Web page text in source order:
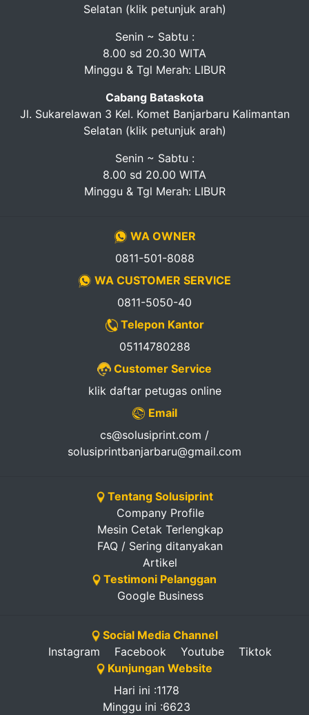
Selatan (klik petunjuk arah)
Senin ~ Sabtu :
8.00 sd 20.30 WITA
Minggu & Tgl Merah: LIBUR
Cabang Bataskota
Jl. Sukarelawan 3 Kel. Komet Banjarbaru Kalimantan
Selatan (klik petunjuk arah)
Senin ~ Sabtu :
8.00 sd 20.00 WITA
Minggu & Tgl Merah: LIBUR
WA OWNER
0811-501-8088
WA CUSTOMER SERVICE
0811-5050-40
Telepon Kantor
05114780288
Customer Service
klik daftar petugas online
Email
cs@solusiprint.com /
solusiprintbanjarbaru@gmail.com
Tentang Solusiprint
Company Profile
Mesin Cetak Terlengkap
FAQ / Sering ditanyakan
Artikel
Testimoni Pelanggan
Google Business
Social Media Channel
Instagram
Facebook Youtube
Tiktok
Kunjungan Website
Hari ini :1178
Minggu ini :6623